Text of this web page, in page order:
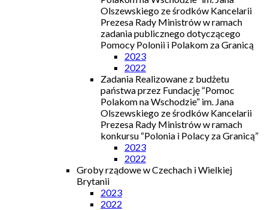
Olszewskiego ze środków Kancelarii
Prezesa Rady Ministrów w ramach
zadania publicznego dotyczącego
Pomocy Polonii i Polakom za Granicą
2023
2022
Zadania Realizowane z budżetu
państwa przez Fundację “Pomoc
Polakom na Wschodzie” im. Jana
Olszewskiego ze środków Kancelarii
Prezesa Rady Ministrów w ramach
konkursu “Polonia i Polacy za Granicą”
2023
2022
Groby rządowe w Czechach i Wielkiej
Brytanii
2023
2022